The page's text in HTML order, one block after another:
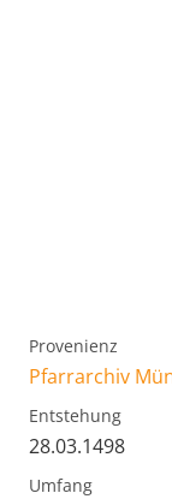
Provenienz
Pfarrarchiv
Entstehung
28.03.1498
Umfang